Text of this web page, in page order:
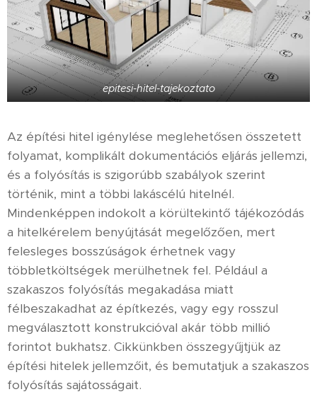
epitesi-hitel-tajekoztato
Az építési hitel igénylése meglehetősen összetett
folyamat, komplikált dokumentációs eljárás jellemzi,
és a folyósítás is szigorúbb szabályok szerint
történik, mint a többi lakáscélú hitelnél.
Mindenképpen indokolt a körültekintő tájékozódás
a hitelkérelem benyújtását megelőzően, mert
felesleges bosszúságok érhetnek vagy
többletköltségek merülhetnek fel. Például a
szakaszos folyósítás megakadása miatt
félbeszakadhat az építkezés, vagy egy rosszul
megválasztott konstrukcióval akár több millió
forintot bukhatsz. Cikkünkben összegyűjtjük az
építési hitelek jellemzőit, és bemutatjuk a szakaszos
folyósítás sajátosságait.